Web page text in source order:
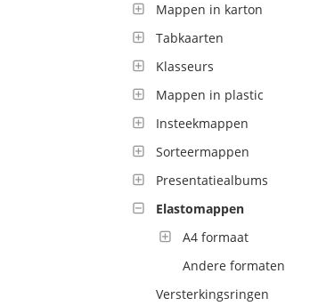
Mappen in karton
Tabkaarten
Klasseurs
Mappen in plastic
Insteekmappen
Sorteermappen
Presentatiealbums
Elastomappen
A4 formaat
Andere formaten
Versterkingsringen